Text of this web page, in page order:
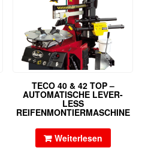
TECO 40 & 42 TOP –
AUTOMATISCHE LEVER-
LESS
REIFENMONTIERMASCHINE
Weiterlesen